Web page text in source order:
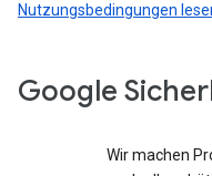
Nutzungsbedingungen
Google
Wir machen